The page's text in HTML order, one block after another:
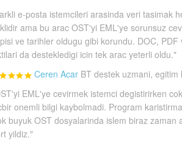
e-posta istemcileri arasinda veri tasimak
ama bu arac OST'yi EML'ye sorunsuz
ve tarihler oldugu gibi korundu. DOC, PDF
da destekledigi icin tek arac yeterli oldu."
Ceren Acar BT destek uzmani, egitim
EML'ye cevirmek istemci degistirirken
onemli bilgi kaybolmadi. Program
buyuk OST dosyalarinda islem biraz zaman
yildiz."